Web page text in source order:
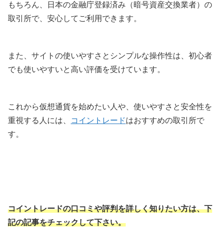
もちろん、日本の金融庁登録済み（暗号資産交換業者）の
取引所で、安心してご利用できます。
また、サイトの使いやすさとシンプルな操作性は、初心者
でも使いやすいと高い評価を受けています。
これから仮想通貨を始めたい人や、使いやすさと安全性を
重視する人には、
コイントレードはおすすめの取引所で
す。
コイントレードの口コミや評判を詳しく知りたい方は、下
記の記事をチェックして下さい。